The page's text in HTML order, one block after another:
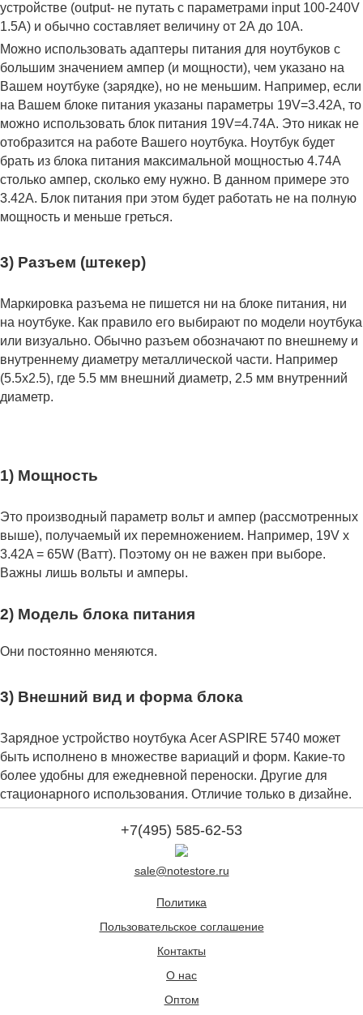
устройстве (output- не путать с параметрами input 100-240V
1.5A) и обычно составляет величину от 2А до 10A.
Можно использовать адаптеры питания для ноутбуков с
большим значением ампер (и мощности), чем указано на
Вашем ноутбуке (зарядке), но не меньшим. Например, если
на Вашем блоке питания указаны параметры 19V=3.42A, то
можно использовать блок питания 19V=4.74A. Это никак не
отобразится на работе Вашего ноутбука. Ноутбук будет
брать из блока питания максимальной мощностью 4.74А
столько ампер, сколько ему нужно. В данном примере это
3.42А. Блок питания при этом будет работать не на полную
мощность и меньше греться.
3) Разъем (штекер)
Маркировка разъема не пишется ни на блоке питания, ни
на ноутбуке. Как правило его выбирают по модели ноутбука
или визуально. Обычно разъем обозначают по внешнему и
внутреннему диаметру металлической части. Например
(5.5x2.5), где 5.5 мм внешний диаметр, 2.5 мм внутренний
диаметр.
1) Мощность
Это производный параметр вольт и ампер (рассмотренных
выше), получаемый их перемножением. Например, 19V x
3.42A = 65W (Ватт). Поэтому он не важен при выборе.
Важны лишь вольты и амперы.
2) Модель блока питания
Они постоянно меняются.
3) Внешний вид и форма блока
Зарядное устройство ноутбука Acer ASPIRE 5740 может
быть исполнено в множестве вариаций и форм. Какие-то
более удобны для ежедневной переноски. Другие для
стационарного использования. Отличие только в дизайне.
+7(495) 585-62-53
sale@notestore.ru
Политика
Пользовательское соглашение
Контакты
О нас
Оптом